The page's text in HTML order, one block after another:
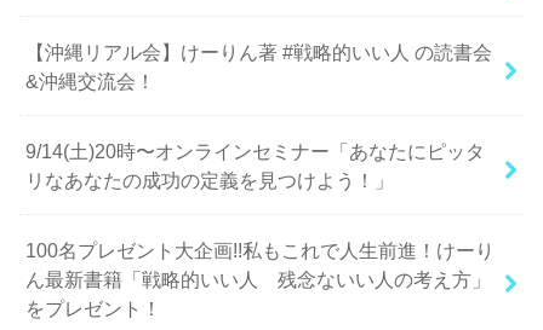
【沖縄リアル会】けーりん著 #戦略的いい人 の読書会
&沖縄交流会！
9/14(土)20時〜オンラインセミナー「あなたにピッタ
リなあなたの成功の定義を見つけよう！」
100名プレゼント大企画!!私もこれで人生前進！けーり
ん最新書籍「戦略的いい人 残念ないい人の考え方」
をプレゼント！